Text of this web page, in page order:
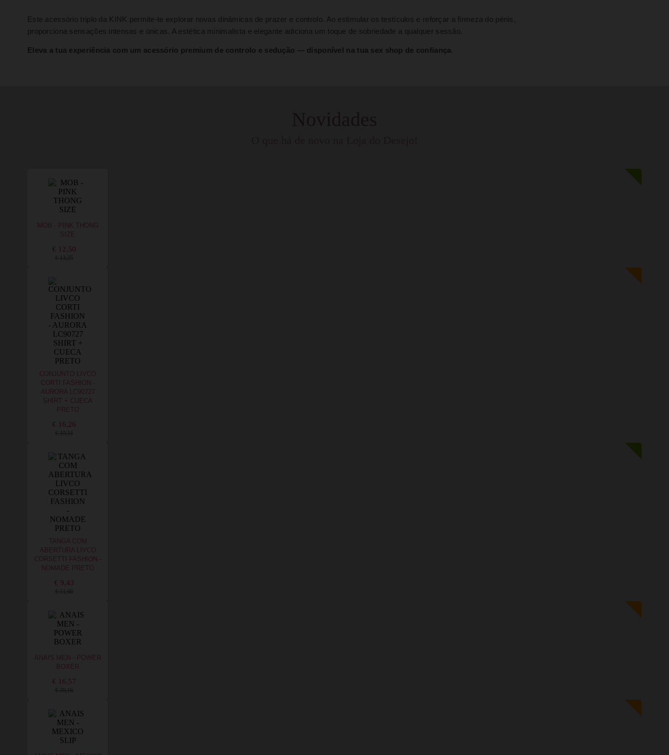
Este acessório triplo da KINK permite-te explorar novas dinâmicas de prazer e controlo. Ao estimular os testículos e reforçar a firmeza do pénis,
proporciona sensações intensas e únicas. A estética minimalista e elegante adiciona um toque de sobriedade a qualquer sessão.
Eleva a tua experiência com um acessório premium de controlo e sedução — disponível na tua sex shop de confiança
MOB - PINK THONG
SIZE
€ 12,50
€ 13,25
CONJUNTO LIVCO
CORTI FASHION -
AURORA LC90727
SHIRT + CUECA
PRETO
€ 16,26
€ 19,51
TANGA COM
ABERTURA LIVCO
CORSETTI FASHION -
NOMADE PRETO
€ 9,43
€ 11,00
ANAIS MEN - POWER
BOXER
€ 16,57
€ 20,16